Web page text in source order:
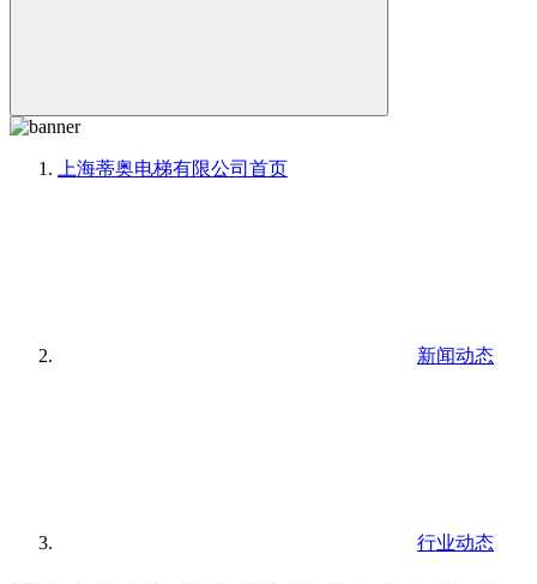
上海蒂奥电梯有限公司 首页
新闻动态
行业动态